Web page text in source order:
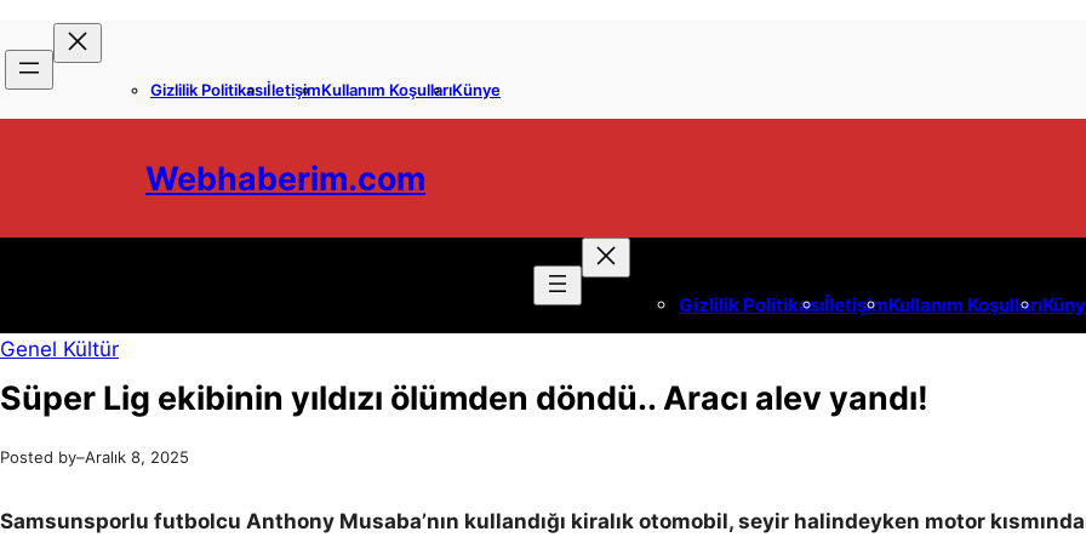
geç
Gizlilik PolitikasıİletişimKullanım KoşullarıKünye
Webhaberim.com
Gizlilik PolitikasıİletişimKullanım Koşulları
Genel Kültür
Süper Lig ekibinin yıldızı ölümden döndü.. Aracı alev yandı!
Posted by–Aralık 8, 2025
Samsunsporlu futbolcu Anthony Musaba’nın kullandığı kiralık otomobil, seyir halindeyken motor